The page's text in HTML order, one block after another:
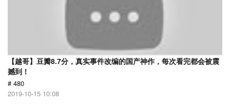
【越哥】豆瓣8.7分，真实事件改编的国产神作，每次看完都会被震
撼到！
# 480
2019-10-15 10:08